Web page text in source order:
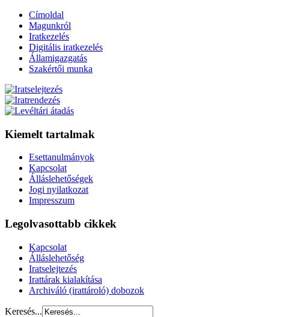
Címoldal
Magunkról
Iratkezelés
Digitális iratkezelés
Államigazgatás
Szakértői munka
Kiemelt tartalmak
Esettanulmányok
Kapcsolat
Álláslehetőségek
Jogi nyilatkozat
Impresszum
Legolvasottabb cikkek
Kapcsolat
Álláslehetőség
Iratselejtezés
Irattárak kialakítása
Archiváló (irattároló) dobozok
Keresés...